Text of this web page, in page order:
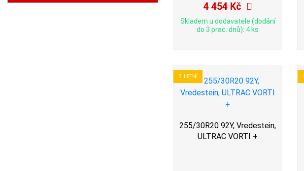
4 454 Kč
Skladem u dodavatele (dodání
do 3 prac. dnů): 4 ks
LETNÍ
255/30R20 92Y, Vredestein,
ULTRAC VORTI +